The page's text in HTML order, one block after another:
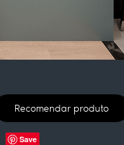
Recomendar produto
Save